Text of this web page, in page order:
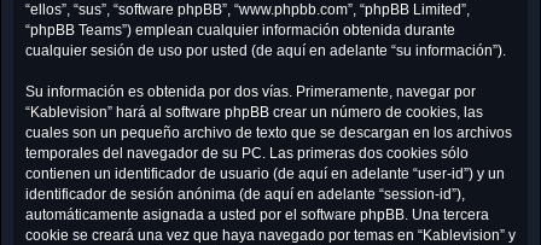
“ellos”, “sus”, “software phpBB”, “www.phpbb.com”, “phpBB Limited”,
“phpBB Teams”) emplean cualquier información obtenida durante
cualquier sesión de uso por usted (de aquí en adelante “su información”).
Su información es obtenida por dos vías. Primeramente, navegar por
“Kablevision” hará al software phpBB crear un número de cookies, las
cuales son un pequeño archivo de texto que se descargan en los archivos
temporales del navegador de su PC. Las primeras dos cookies sólo
contienen un identificador de usuario (de aquí en adelante “user-id”) y un
identificador de sesión anónima (de aquí en adelante “session-id”),
automáticamente asignada a usted por el software phpBB. Una tercera
cookie se creará una vez que haya navegado por temas en “Kablevision” y